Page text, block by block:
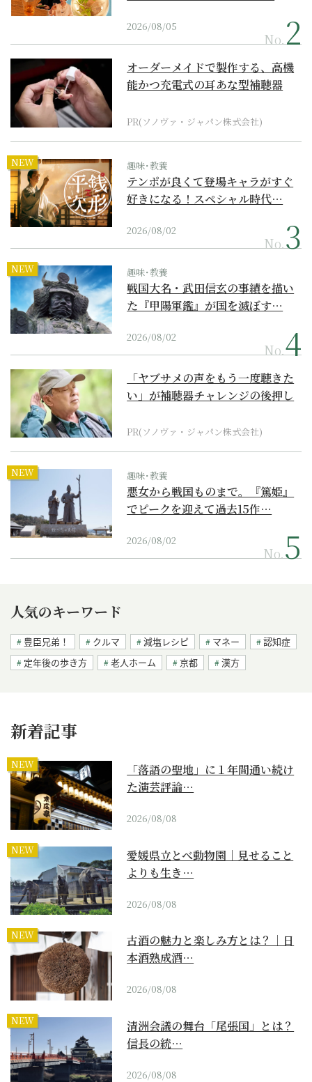
2026/08/05
No.
オーダーメイドで製作する、高機
能かつ充電式の耳あな型補聴器
PR(ソノヴァ・ジャパン株式会社)
NEW 趣味･教養
テンポが良くて登場キャラがすぐ
好きになる！スペシャル時代…
2026/08/02
No.
NEW 趣味･教養
戦国大名・武田信玄の事績を描い
た『甲陽軍鑑』が国を滅ぼす…
2026/08/02
No.
「ヤブサメの声をもう一度聴きた
い」が補聴器チャレンジの後押し
PR(ソノヴァ・ジャパン株式会社)
NEW 趣味･教養
悪女から戦国ものまで。『篤姫』
でピークを迎えて過去15作…
2026/08/02
No.
人気のキーワード
豊臣兄弟！ クルマ 減塩レシピ マネー
認知症
定年後の歩き方
老人ホーム 京都 漢方
新着記事
NEW
「落語の聖地」に１年間通い続け
た演芸評論…
2026/08/08
NEW
愛媛県立とべ動物園｜見せること
よりも生き…
2026/08/08
NEW
古酒の魅力と楽しみ方とは？｜日
本酒熟成酒…
2026/08/08
NEW
清洲会議の舞台「尾張国」とは？
信長の統…
2026/08/08